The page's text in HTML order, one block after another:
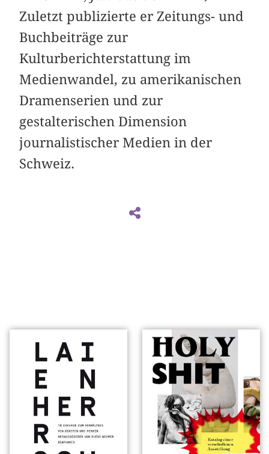
Zuletzt publizierte er Zeitungs- und
Buchbeiträge zur
Kulturberichterstattung im
Medienwandel, zu amerikanischen
Dramenserien und zur
gestalterischen Dimension
journalistischer Medien in der
Schweiz.